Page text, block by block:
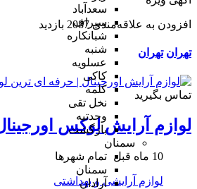
سعدآباد
سیراف
شبانکاره
شنبه
عسلویه
کاکی
کلمه
نخل تقی
وحدتیه
بازگشت
سمنان
تمام شهر‌ها
سمنان
آرادان
افزودن به علاقه‌مندی 2087 بازدید
تهران تهران
تماس بگیرید
لوازم آرایش لوکس
10 ماه قبل
لوازم آرایشی و بهداشتی